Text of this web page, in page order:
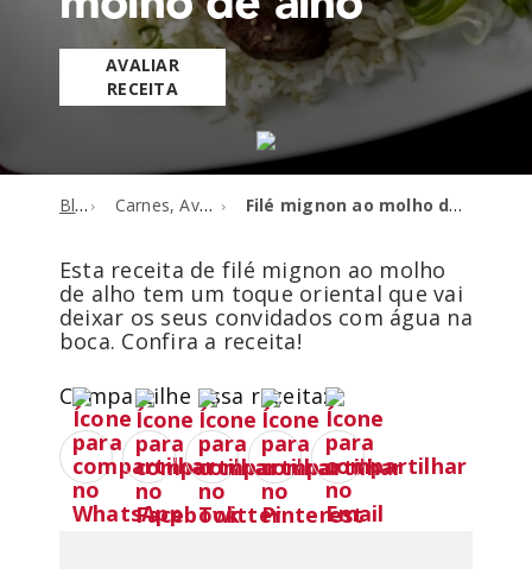
AVALIAR
RECEITA
Blog Carnes, Aves e Peixes Filé mignon ao molho de alho
Esta receita de filé mignon ao molho
de alho tem um toque oriental que vai
deixar os seus convidados com água na
boca. Confira a receita!
Compartilhe essa receita: